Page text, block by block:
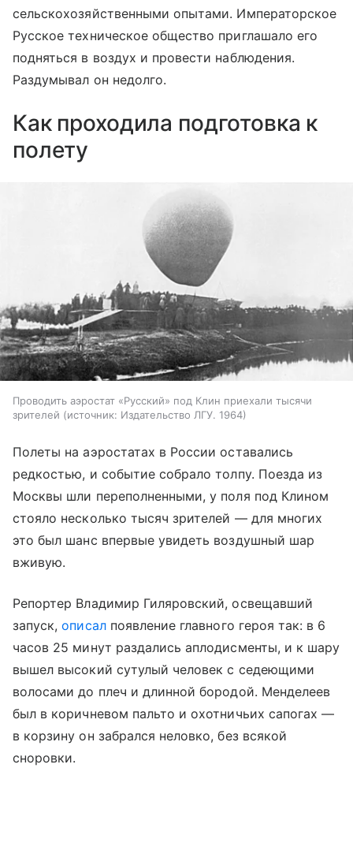
сельскохозяйственными опытами. Императорское
Русское техническое общество приглашало его
подняться в воздух и провести наблюдения.
Раздумывал он недолго.
Как проходила подготовка к
полету
Проводить аэростат «Русский» под Клин приехали тысячи
зрителей
источник: Издательство ЛГУ. 1964
Полеты на аэростатах в России оставались
редкостью, и событие собрало толпу. Поезда из
Москвы шли переполненными, у поля под Клином
стояло несколько тысяч зрителей — для многих
это был шанс впервые увидеть воздушный шар
вживую.
Репортер Владимир Гиляровский, освещавший
запуск,описалпоявление главного героя так: в 6
часов 25 минут раздались аплодисменты, и к шару
вышел высокий сутулый человек с седеющими
волосами до плеч и длинной бородой. Менделеев
был в коричневом пальто и охотничьих сапогах —
в корзину он забрался неловко, без всякой
сноровки.